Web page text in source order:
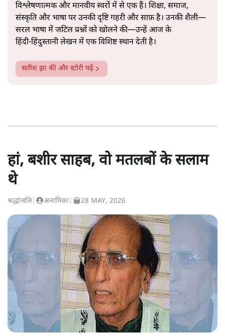
विश्लेषणात्मक और मानवीय स्वरों में से एक हैं। शिक्षा, समाज,
संस्कृति और भाषा पर उनकी दृष्टि गहरी और साफ़ है। उनकी शैली—
सरल भाषा में जटिल प्रश्नों को खोलने की—उन्हें आज के
हिंदी‑हिंदुस्तानी लेखन में एक विशिष्ट स्थान देती है।
सतीश झा की और स्टोरी पढ़ें
हां, बशीर साहब, वो मतलबों के सलाम
थे
श्रद्धांजलि| अनामिका 28 MAY, 2026